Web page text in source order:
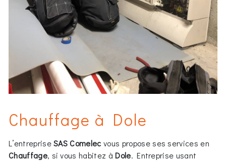
Chauffage à Dole
L’entrepriseSAS Comelecvous propose ses services en
Chauffage, si vous habitez àDole. Entreprise usant